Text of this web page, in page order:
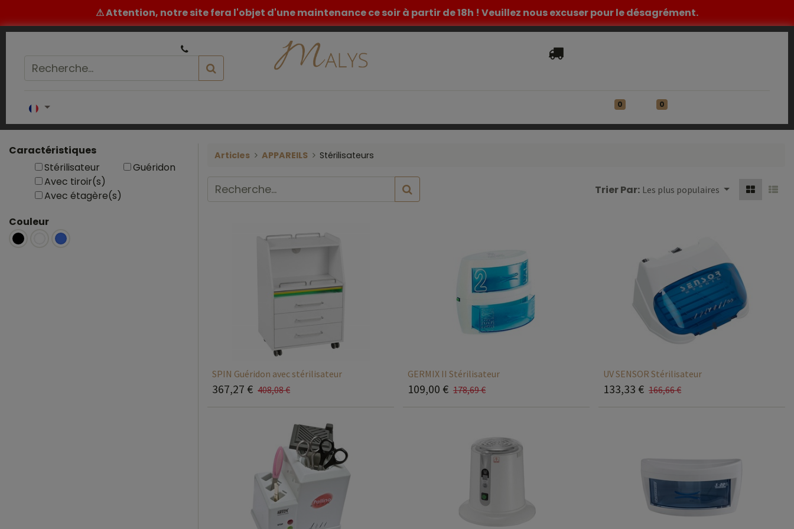
⚠ Attention, notre site fera l'objet d'une maintenance ce soir à partir de 18h ! Veuillez nous excuser pour le désagrément.
Un conseil ou un devis ? ​
0 0
Caractéristiques
Stérilisateur
Guéridon
Avec tiroir(s)
Avec étagère(s)
Couleur
Articles APPAREILS Stérilisateurs
Trier Par: Les plus populaires
SPIN Guéridon avec stérilisateur
367,27 € 408,08€
GERMIX II Stérilisateur
109,00 € 178,69€
UV SENSOR Stérilisateur
133,33 € 166,66€